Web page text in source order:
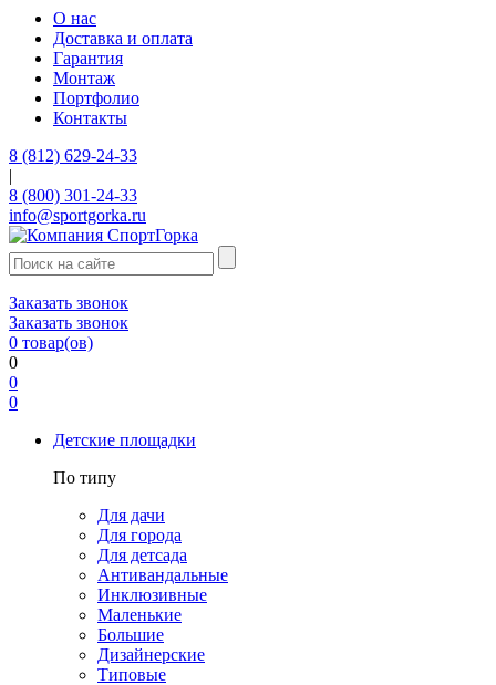
О нас
Доставка и оплата
Гарантия
Монтаж
Портфолио
Контакты
8 (812) 629-24-33
|
8 (800) 301-24-33
info@sportgorka.ru
Заказать звонок
Заказать звонок
0 товар(ов)
0
0
0
Детские площадки
По типу
Для дачи
Для города
Для детсада
Антивандальные
Инклюзивные
Маленькие
Большие
Дизайнерские
Типовые